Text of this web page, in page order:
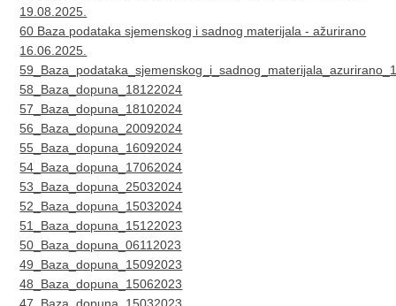
19.08.2025.
60 Baza podataka sjemenskog i sadnog materijala - ažurirano
16.06.2025.
58_Baza_dopuna_18122024
​​57_Baza_dopuna_18102024
56_Baza_dopuna_20092024
​55_Baza_dopuna_16092024
54_Baza_dopuna_17062024
53_Baza_dopuna_25032024
52_Baza_dopuna_15032024
​51_Baza_dopuna_15122023
50_Baza_dopuna_06112023
49_Baza_dopuna_15092023
​48_Baza_dopuna_15062023